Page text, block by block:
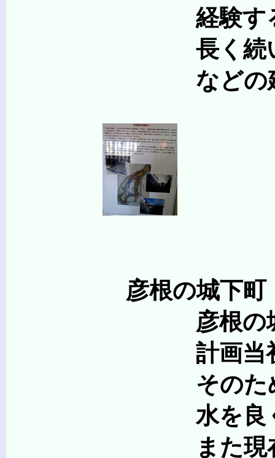
経験すること
長く続いた平和な
などの建物は、彦
彦根の城下町
彦根の城下町は、
計画当初、城下は
そのため松原内湖
水を良くし、琵
また現在の尾末町